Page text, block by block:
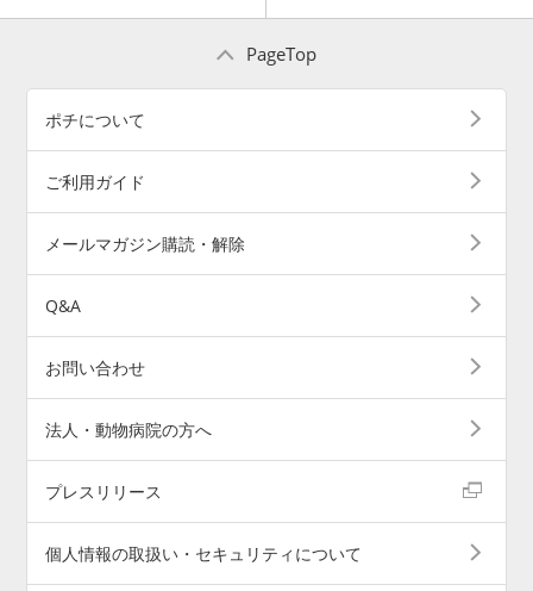
PageTop
ポチについて
ご利用ガイド
メールマガジン購読・解除
Q&A
お問い合わせ
法人・動物病院の方へ
プレスリリース
個人情報の取扱い・セキュリティについて